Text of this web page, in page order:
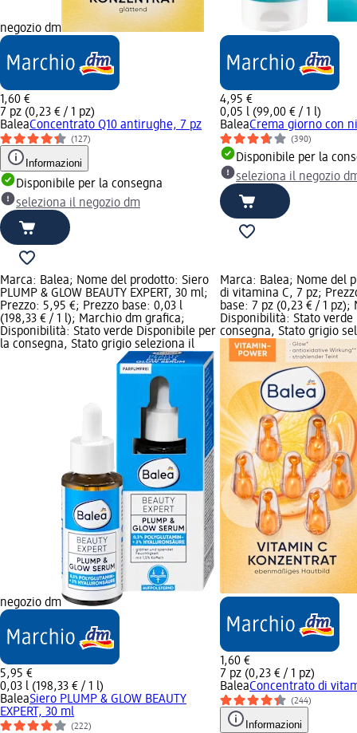
negozio dm
1,60 €
7 pz (0,23 € / 1 pz)
BaleaConcentrato Q10 antirughe, 7 pz
(127)
Informazioni
Disponibile per la consegna
seleziona il negozio dm
4,95 €
0,05 l (99,00 € / 1 l)
BaleaCrema giorno con
(390)
Disponibile per la
seleziona il negozio
Marca: Balea; Nome del prodotto: Siero
PLUMP & GLOW BEAUTY EXPERT, 30 ml;
Prezzo: 5,95 €; Prezzo base: 0,03 l
(198,33 € / 1 l); Marchio dm grafica;
Disponibilità: Stato verde Disponibile per
la consegna, Stato grigio seleziona il
negozio dm
5,95 €
0,03 l (198,33 € / 1 l)
BaleaSiero PLUMP & GLOW BEAUTY
EXPERT, 30 ml
(222)
Marca: Balea; Nome del
di vitamina C, 7 pz;
base: 7 pz (0,23 € / 1
Disponibilità: Stato
consegna, Stato grigio
1,60 €
7 pz (0,23 € / 1 pz)
BaleaConcentrato di
(244)
Informazioni